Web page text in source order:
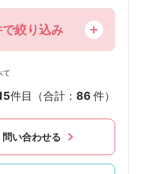
絞り込み
て
件目（合計： 86 件）
問い合わせる